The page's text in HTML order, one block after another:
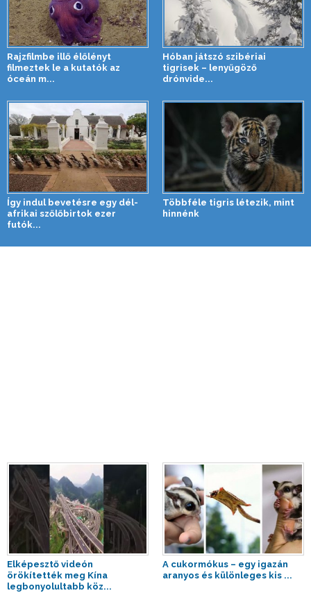
Rajzfilmbe illő élőlényt
filmeztek le a kutatók az
óceán m...
Hóban játszó szibériai
tigrisek – lenyűgöző
drónvide...
Így indul bevetésre egy dél-
afrikai szőlőbirtok ezer
futók...
Többféle tigris létezik, mint
hinnénk
Elképesztő videón
örökítették meg Kína
legbonyolultabb köz...
A cukormókus – egy igazán
aranyos és különleges kis ...